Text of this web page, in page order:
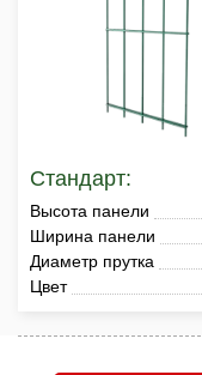
Стандарт:
Высота панели
Ширина панели
Диаметр прутка
Цвет